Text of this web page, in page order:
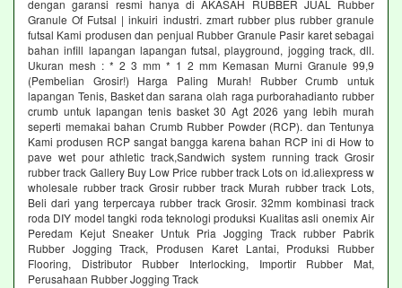
dengan garansi resmi hanya di AKASAH RUBBER JUAL Rubber
Granule Of Futsal | inkuiri industri. zmart rubber plus rubber granule
futsal Kami produsen dan penjual Rubber Granule Pasir karet sebagai
bahan infill lapangan lapangan futsal, playground, jogging track, dll.
Ukuran mesh : * 2 3 mm * 1 2 mm Kemasan Murni Granule 99,9
(Pembelian Grosir!) Harga Paling Murah! Rubber Crumb untuk
lapangan Tenis, Basket dan sarana olah raga purborahadianto rubber
crumb untuk lapangan tenis basket 30 Agt 2026 yang lebih murah
seperti memakai bahan Crumb Rubber Powder (RCP). dan Tentunya
Kami produsen RCP sangat bangga karena bahan RCP ini di How to
pave wet pour athletic track,Sandwich system running track Grosir
rubber track Gallery Buy Low Price rubber track Lots on id.aliexpress w
wholesale rubber track Grosir rubber track Murah rubber track Lots,
Beli dari yang terpercaya rubber track Grosir. 32mm kombinasi track
roda DIY model tangki roda teknologi produksi Kualitas asli onemix Air
Peredam Kejut Sneaker Untuk Pria Jogging Track rubber Pabrik
Rubber Jogging Track, Produsen Karet Lantai, Produksi Rubber
Flooring, Distributor Rubber Interlocking, Importir Rubber Mat,
Perusahaan Rubber Jogging Track